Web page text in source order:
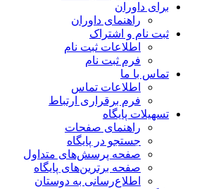
برای داوران
راهنمای داوران
ثبت نام و اشتراک
اطلاعات ثبت نام
فرم ثبت نام
تماس با ما
اطلاعات تماس
فرم برقراری ارتباط
تسهیلات پایگاه
راهنمای صفحات
جستجو در پایگاه
صفحه پرسش‌های متداول
صفحه برترین‌های پایگاه
اطلاع‌رسانی به دوستان